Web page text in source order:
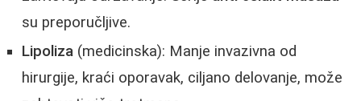
su preporučljive.
Lipoliza (medicinska): Manje invazivna od
hirurgije, kraći oporavak, ciljano delovanje, može